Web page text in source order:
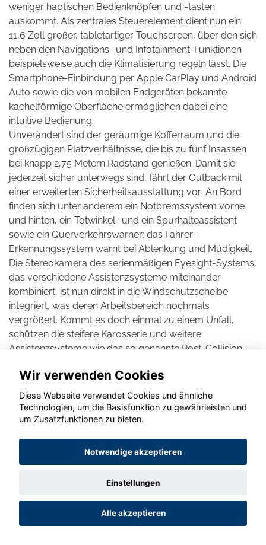
weniger haptischen Bedienknöpfen und -tasten
auskommt. Als zentrales Steuerelement dient nun ein
11,6 Zoll großer, tabletartiger Touchscreen, über den sich
neben den Navigations- und Infotainment-Funktionen
beispielsweise auch die Klimatisierung regeln lässt. Die
Smartphone-Einbindung per Apple CarPlay und Android
Auto sowie die von mobilen Endgeräten bekannte
kachelförmige Oberfläche ermöglichen dabei eine
intuitive Bedienung.
Unverändert sind der geräumige Kofferraum und die
großzügigen Platzverhältnisse, die bis zu fünf Insassen
bei knapp 2,75 Metern Radstand genießen. Damit sie
jederzeit sicher unterwegs sind, fährt der Outback mit
einer erweiterten Sicherheitsausstattung vor: An Bord
finden sich unter anderem ein Notbremssystem vorne
und hinten, ein Totwinkel- und ein Spurhalteassistent
sowie ein Querverkehrswarner; das Fahrer-
Erkennungssystem warnt bei Ablenkung und Müdigkeit.
Die Stereokamera des serienmäßigen Eyesight-Systems,
das verschiedene Assistenzsysteme miteinander
kombiniert, ist nun direkt in die Windschutzscheibe
integriert, was deren Arbeitsbereich nochmals
vergrößert. Kommt es doch einmal zu einem Unfall,
schützen die steifere Karosserie und weitere
Assistenzsysteme wie das so genannte Post-Collision-
Warnblinkautomatik), das schwerwiegendere Folgen
durch eine Notbremsung verhindert.
Antriebsseitig setzt der Outback auf die bewährte
Kombination aus Boxermotor, stufenlosem CVT-
neue Modellgeneration verbesserte 2,5-Liter-Benziner,
der 124 kW/169 PS und ein maximales Drehmoment von
Ansprechverhalten gerade im unteren Drehzahlbereich.
Die Kraftübertragung des Vierzylinders, der natürlich die
aktuelle Abgasnorm Euro 6d-ISC-FSM erfüllt,
Wir verwenden Cookies
Diese Webseite verwendet Cookies und ähnliche
Technologien, um die Basisfunktion zu gewährleisten und
um Zusatzfunktionen zu bieten.
Notwendige akzeptieren
Einstellungen
Alle akzeptieren